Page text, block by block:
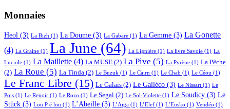
Monnaies
Heol (3) La Bizh (1) La Doume (3) La Gabare (1) La Gemme (3) La Gonette
(4) La Graine (1) La June (64) La Lignière (1) La livre Savoie (1) La
Luciole (1) La Maillette (4) La MUSE (2) La Pive (5) La Pyrène (1) La Pêche
(2) La Roue (5) La Tinda (2) Le Buzuk (1) Le Cairn (1) Le Chab (1) Le Céou (1)
Le Franc Libre (15) Le Galais (2) Le Galléco (3) Le Nissart (1) Le
Pois (1) Le Renoir (1) Le Rozo (1) Le Segal (2) Le Sol-Violette (1) Le Soudicy (3) Le
Stück (3) Lou P é lou (1) L’Abeille (3) L’Aïga (1) L’Elef (1) L’Eusko (1) Vendéo (1)